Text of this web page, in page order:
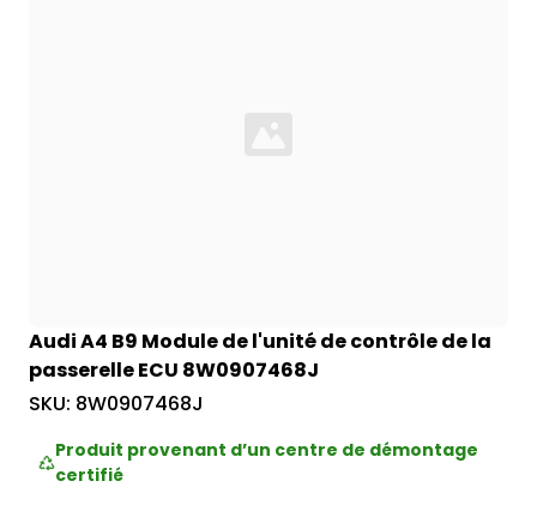
Audi A4 B9 Module de l'unité de contrôle de la
passerelle ECU 8W0907468J
SKU: 8W0907468J
Produit provenant d’un centre de démontage
certifié